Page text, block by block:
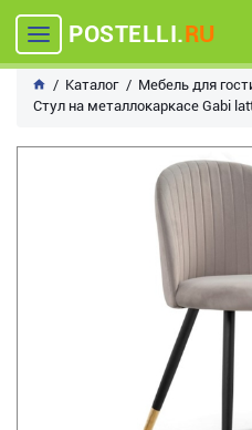
POSTELLI.RU
Каталог
Мебель для
Стул на металлокаркасе Gabi